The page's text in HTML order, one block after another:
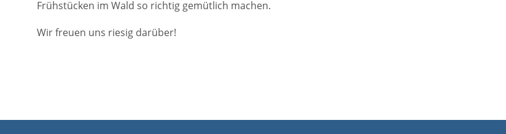
Frühstücken im Wald so richtig gemütlich machen.
Wir freuen uns riesig darüber!